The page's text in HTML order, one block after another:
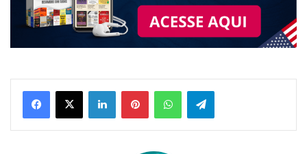
LinkedinPinterestWhatsAppTelegram